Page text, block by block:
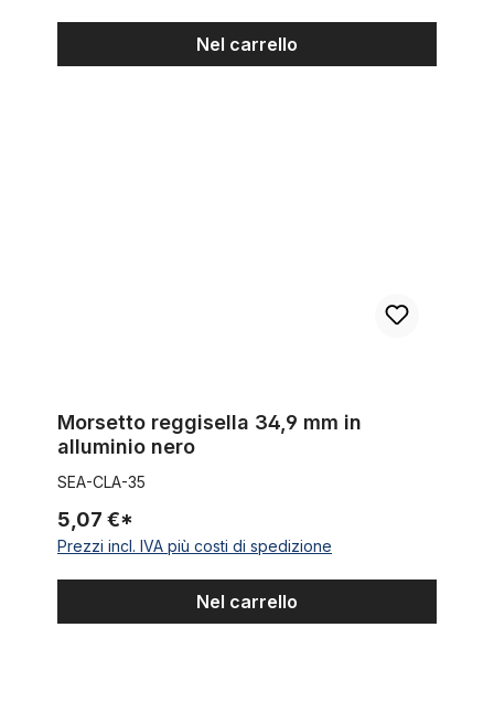
Nel carrello
Morsetto reggisella 34,9 mm in
alluminio nero
SEA-CLA-35
5,07 €*
Prezzi incl. IVA più costi di spedizione
Nel carrello